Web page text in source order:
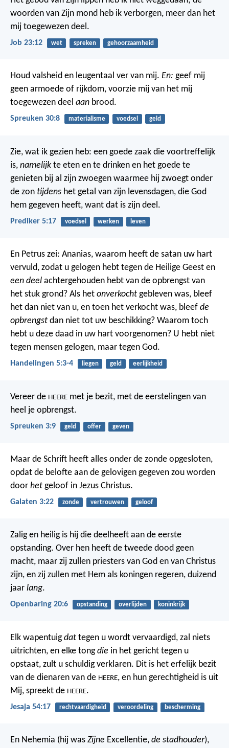
woorden van Zijn mond heb ik verborgen, meer dan het
mij toegewezen deel.
Job 23:12 wet spreken gehoorzaamheid
Houd valsheid en leugentaal ver van mij. En: geef mij
geen armoede of rijkdom, voorzie mij van het mij
toegewezen deel aan brood.
Spreuken 30:8 materialisme voedsel geld
Zie, wat ik gezien heb: een goede zaak die voortreffelijk
is, namelijk te eten en te drinken en het goede te
genieten bij al zijn zwoegen waarmee hij zwoegt onder
de zon tijdens het getal van zijn levensdagen, die God
hem gegeven heeft, want dat is zijn deel.
Prediker 5:17 voedsel werken leven
En Petrus zei: Ananias, waarom heeft de satan uw hart
vervuld, zodat u gelogen hebt tegen de Heilige Geest en
een deel achtergehouden hebt van de opbrengst van
het stuk grond? Als het onverkocht gebleven was, bleef
het dan niet van u, en toen het verkocht was, bleef de
opbrengst dan niet tot uw beschikking? Waarom toch
hebt u deze daad in uw hart voorgenomen? U hebt niet
tegen mensen gelogen, maar tegen God.
Handelingen 5:3-4 liegen geld eerlijkheid
Vereer de HEERE met je bezit, met de eerstelingen van
heel je opbrengst.
Spreuken 3:9 geld offer geven
Maar de Schrift heeft alles onder de zonde opgesloten,
opdat de belofte aan de gelovigen gegeven zou worden
door het geloof in Jezus Christus.
Galaten 3:22 zonde vertrouwen geloof
Zalig en heilig is hij die deelheeft aan de eerste
opstanding. Over hen heeft de tweede dood geen
macht, maar zij zullen priesters van God en van Christus
zijn, en zij zullen met Hem als koningen regeren, duizend
jaar lang.
Openbaring 20:6 opstanding overlijden koninkrijk
Elk wapentuigdat tegen u wordt vervaardigd, zal niets
uitrichten, en elke tongdie in het gericht tegen u
opstaat, zult u schuldig verklaren. Dit is het erfelijk bezit
van de dienaren van de HEERE, en hun gerechtigheid is uit
Mij, spreekt de HEERE.
Jesaja 54:17 rechtvaardigheid veroordeling bescherming
En Nehemia (hij was Zijne Excellentie, de stadhouder),